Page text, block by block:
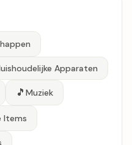
Apparaten
🎵 Muziek
Items